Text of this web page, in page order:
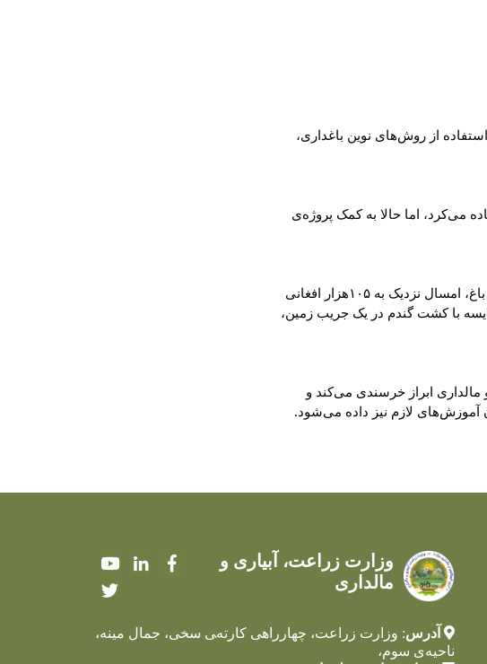
وزارت زراعت، آبیاری و
مالداری
YoutubeLinkedInFacebook
آدرس: وزارت زراعت، چهارراهی کارته‌‍ی سخی، جمال مینه،
ناحیه‌ی سوم،